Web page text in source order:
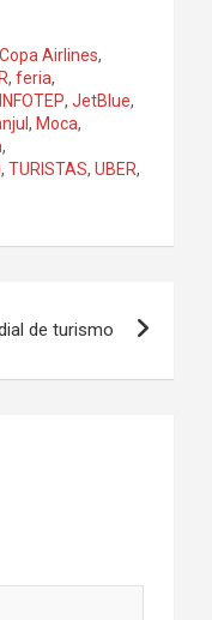
Copa Airlines,
, feria,
INFOTEP, JetBlue,
, Moca,
,
, TURISTAS, UBER,
de turismo